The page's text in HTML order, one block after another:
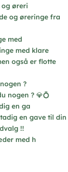
øreri
med
?
en ga
med h